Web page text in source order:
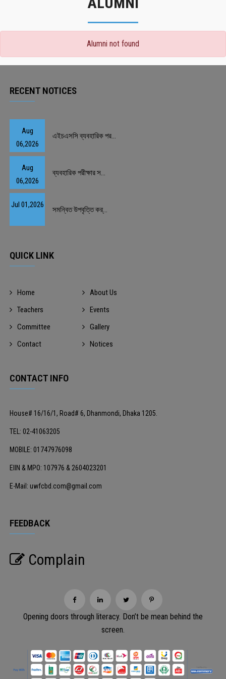
Alumni not found
RECENT NOTICES
Aug
06,2026
এইচএসসি ব্যবহারিক পর...
Aug
06,2026
ব্যবহারিক পরীক্ষার স...
Jul 01,2026
সমন্বিত উপবৃত্তি কর্...
QUICK LINK
Home
About Us
Teachers
Events
Committee
Gallery
Contact
Notices
CONTACT INFO
House# 16/16/1, Road# 6, Dhanmondi, Dhaka 1205.
TEL: 02-41063205
MOBILE: 01747976098
EIIN & MPO: 107976 & 2604023201
E-Mail: uwfcbd.com@gmail.com
FEEDBACK
Complain
Opening doors through literacy. Don’t be mean behind the
screen.